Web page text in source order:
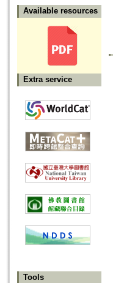
Available resources
Extra service
Tools